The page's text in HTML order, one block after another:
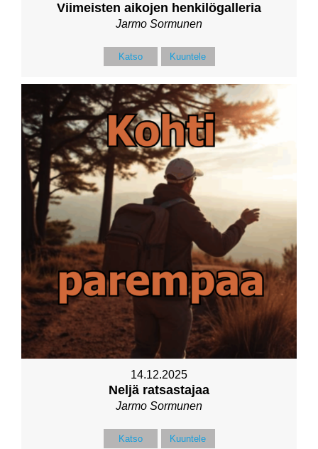
Viimeisten aikojen henkilögalleria
Jarmo Sormunen
Katso Kuuntele
14.12.2025
Neljä ratsastajaa
Jarmo Sormunen
Katso Kuuntele